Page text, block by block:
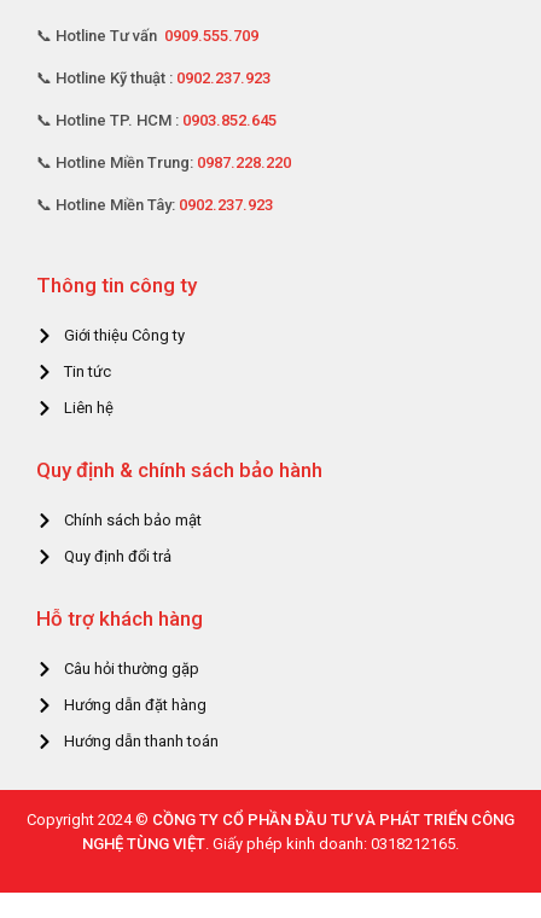
📞 Hotline Tư vấn 0909.555.709
📞 Hotline Kỹ thuật : 0902.237.923
📞 Hotline TP. HCM : 0903.852.645
📞 Hotline Miền Trung: 0987.228.220
📞 Hotline Miền Tây: 0902.237.923
Thông tin công ty
Giới thiệu Công ty
Tin tức
Liên hệ
Quy định & chính sách bảo hành
Chính sách bảo mật
Quy định đổi trả
Hỗ trợ khách hàng
Câu hỏi thường gặp
Hướng dẫn đặt hàng
Hướng dẫn thanh toán
Copyright 2024 © CỒNG TY CỔ PHẦN ĐẦU TƯ VÀ PHÁT TRIỂN CÔNG
NGHỆ TÙNG VIỆT. Giấy phép kinh doanh: 0318212165.